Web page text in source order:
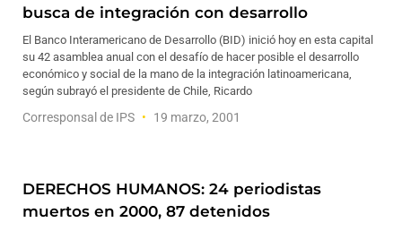
busca de integración con desarrollo
El Banco Interamericano de Desarrollo (BID) inició hoy en esta capital
su 42 asamblea anual con el desafío de hacer posible el desarrollo
económico y social de la mano de la integración latinoamericana,
según subrayó el presidente de Chile, Ricardo
Corresponsal de IPS 19 marzo, 2001
DERECHOS HUMANOS: 24 periodistas
muertos en 2000, 87 detenidos